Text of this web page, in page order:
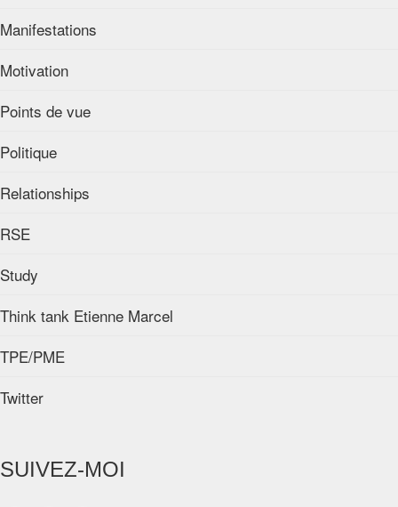
Manifestations
Motivation
Points de vue
Politique
Relationships
RSE
Study
Think tank Etienne Marcel
TPE/PME
Twitter
SUIVEZ-MOI